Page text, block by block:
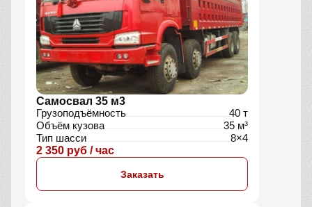
Самосвал 35 м3
Грузоподъёмность
40 т
Объём кузова
35 м³
Тип шасси
8×4
2 350 руб / час
Заказать